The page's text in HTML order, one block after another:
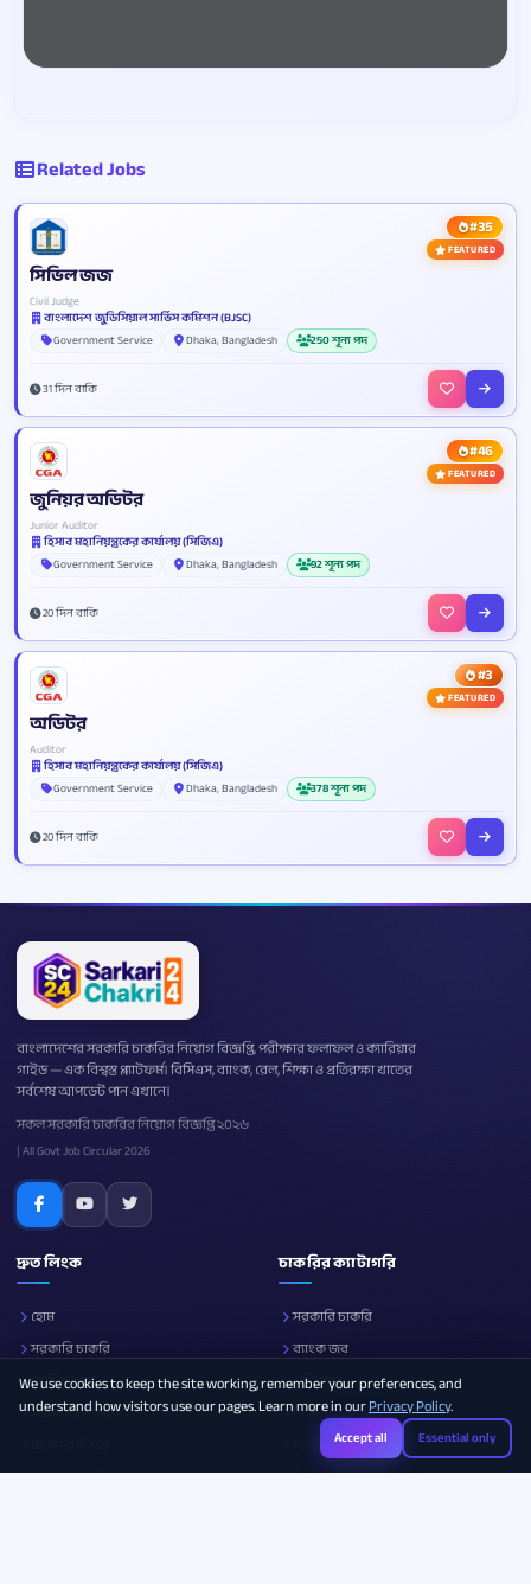
Related Jobs
#35
FEATURED
সিভিল জজ
Civil Judge
বাংলাদেশ জুডিসিয়াল সার্ভিস কমিশন (BJSC)
Government Service
Dhaka, Bangladesh 250 শূন্য পদ
31 দিন বাকি
#46
FEATURED
জুনিয়র অডিটর
Junior Auditor
হিসাব মহানিয়ন্ত্রকের কার্যালয় (সিজিএ)
Government Service
Dhaka, Bangladesh 92 শূন্য পদ
20 দিন বাকি
#3
FEATURED
অডিটর
Auditor
হিসাব মহানিয়ন্ত্রকের কার্যালয় (সিজিএ)
Government Service
Dhaka, Bangladesh 378 শূন্য পদ
20 দিন বাকি
বাংলাদেশের সরকারি চাকরির নিয়োগ বিজ্ঞপ্তি, পরীক্ষার ফলাফল ও ক্যারিয়ার
গাইড — এক বিশ্বস্ত প্ল্যাটফর্ম। বিসিএস, ব্যাংক, রেল, শিক্ষা ও প্রতিরক্ষা খাতের
সর্বশেষ আপডেট পান এখানে।
সকল সরকারি চাকরির নিয়োগ বিজ্ঞপ্তি ২০২৬
| All Govt Job Circular 2026
দ্রুত লিংক
হোম
সরকারি চাকরি
নোটিশ বোর্ড
আমাদের সম্পর্কে
ক্যারিয়ার গাইড
চাকরির ক্যাটাগরি
সরকারি চাকরি
ব্যাংক জব
প্রতিরক্ষা
শিক্ষা
আইসিটি
We use cookies to keep the site working, remember your preferences, and
understand how visitors use our pages. Learn more in ourPrivacy Policy.
Accept all Essential only